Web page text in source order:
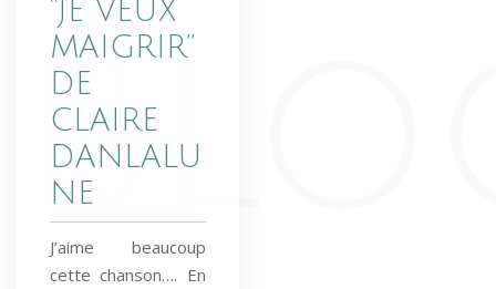
“JE VEUX
MAIGRIR”
DE
CLAIRE
DANLALU
NE
J’aime beaucoup
cette chanson…. En